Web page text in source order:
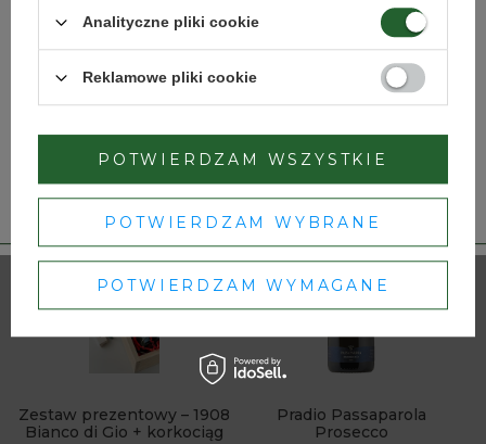
91,50 zł 64,50 zł
Zestaw prezentowy – 1908
Bianco di Gio + korkociąg
Pradio Passaparola
Prosecco
Czy masz ukończone 18 lat?
TAK NIE
Dbamy o Twoją prywatność
Analityczne pliki cookie
Reklamowe pliki cookie
POTWIERDZAM WYBRANE
POTWIERDZAM WYMAGANE
POTWIERDZAM WSZYSTKIE